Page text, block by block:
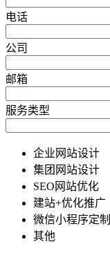
电话
公司
邮箱
服务类型
企业网站设计
集团网站设计
SEO网站优化
建站+优化推广
微信小程序定制
其他